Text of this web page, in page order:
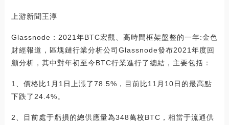
上游新聞王淳
Glassnode：2021年BTC宏觀、高時間框架盤整的一年:金色
財經報道，區塊鏈行業分析公司Glassnode發布2021年度回
顧分析，其中對年初至今BTC行業進行了總結，主要包括：
1、價格比1月1日上漲了78.5%，目前比11月10日的最高點
下跌了24.4%。
2、目前處于虧損的總供應量為348萬枚BTC，相當于流通供